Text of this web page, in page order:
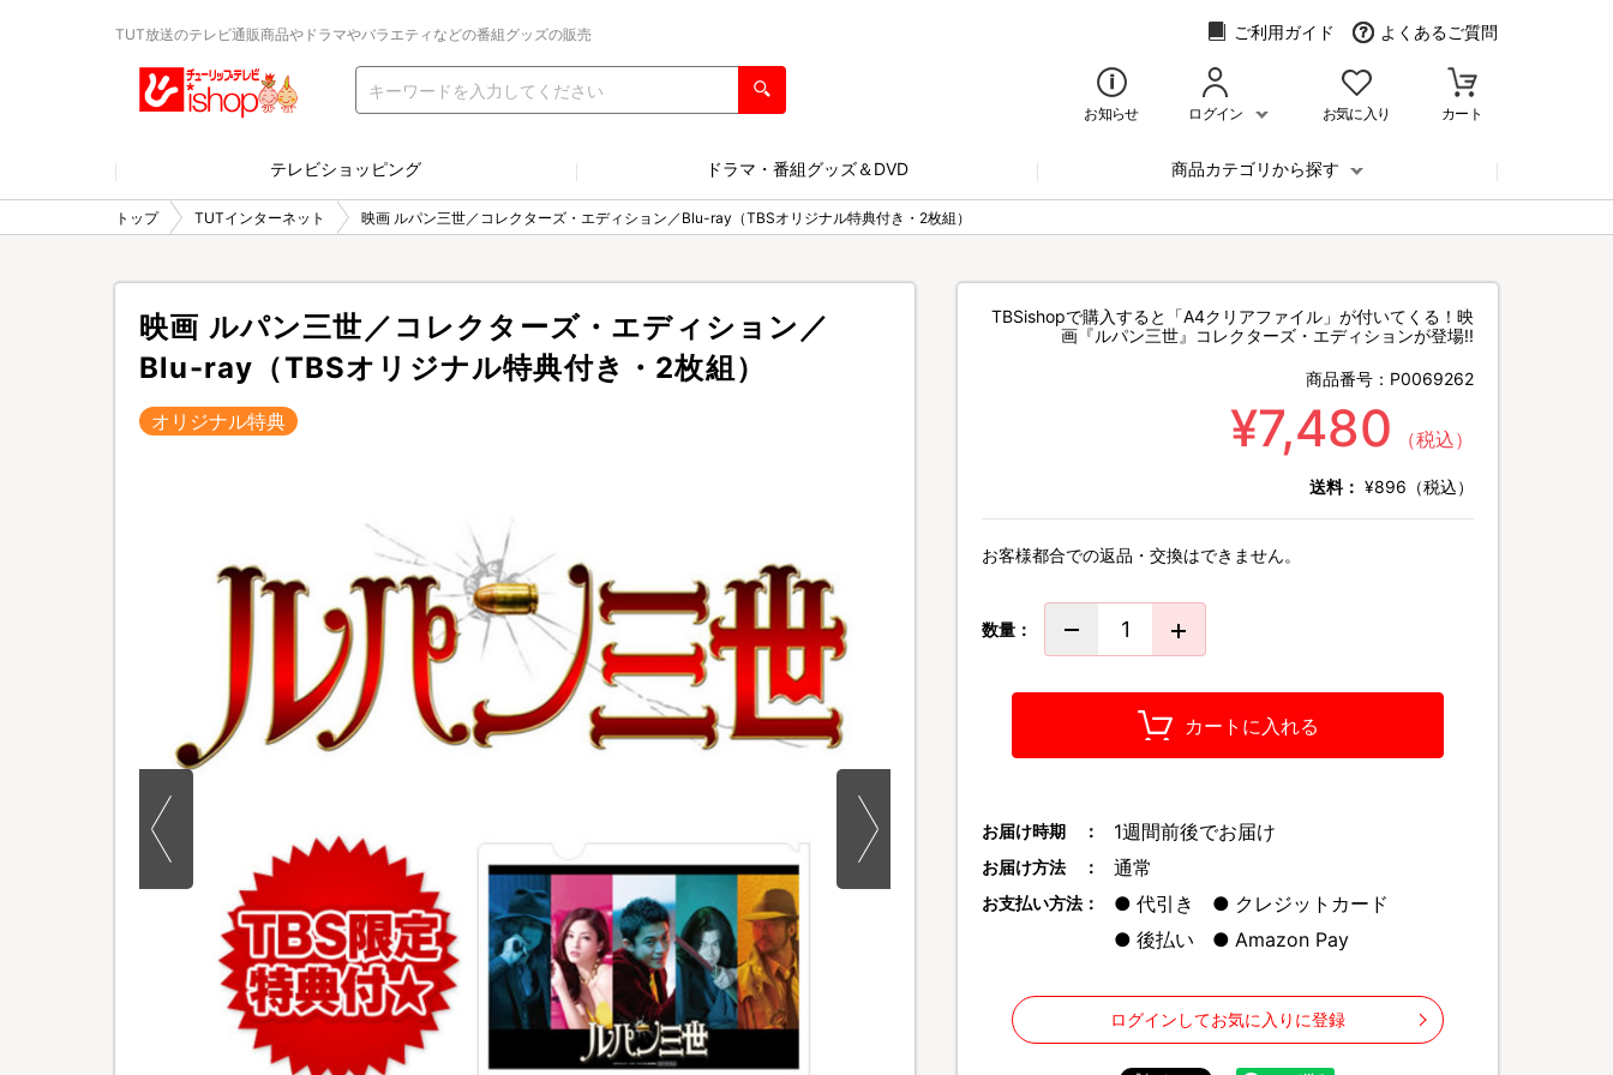
TUT放送のテレビ通販商品やドラマやバラエティなどの番組グッズの販売 ご利用ガイド よくあるご質問
お知らせ ログイン お気に入り カート
テレビショッピング ドラマ・番組グッズ＆DVD 商品カテゴリから探す
トップ TUTインターネット 映画 ルパン三世／コレクターズ・エディション／Blu-ray（TBSオリジナル特典付き・2枚組）
映画 ルパン三世／コレクターズ・エディション／
Blu-ray（TBSオリジナル特典付き・2枚組）
オリジナル特典
TBSishopで購入すると「A4クリアファイル」が付いてくる！映
画『ルパン三世』コレクターズ・エディションが登場!!
商品番号： P0069262
¥7,480 （税込）
送料： ¥896（税込）
お客様都合での返品・交換はできません。
数量：
カートに入れる
お届け時期 ： 1週間前後でお届け
お届け方法 ： 通常
お支払い方法： 代引き
クレジットカード
後払い
Amazon Pay
ログインしてお気に入りに登録